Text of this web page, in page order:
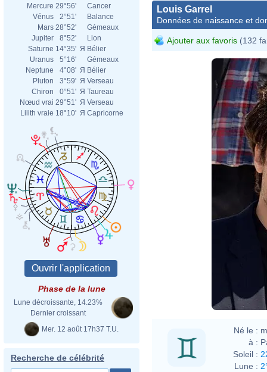
Mercure 29°56'
Cancer
Vénus
2°51'
Balance
Mars 28°52'
Gémeaux
Jupiter
8°52'
Lion
Saturne 14°35' Я Bélier
Uranus
5°16'
Gémeaux
Neptune
4°08' Я Bélier
Pluton
3°59' Я Verseau
Chiron
0°51' Я Taureau
Nœud vrai 29°51' Я Verseau
Lilith vraie 18°10' Я Capricorne
Phase de la lune
Lune décroissante, 14.23%
Dernier croissant
Mer. 12 août 17h37 T.U.
Recherche de célébrité
Louis Garrel
Données de naissance et
Ajouter aux favoris (132
Né le :
à :
Soleil :
Lune :